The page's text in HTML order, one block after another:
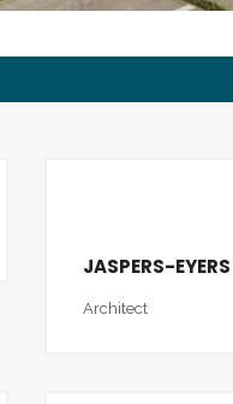
JASPERS-
Architect